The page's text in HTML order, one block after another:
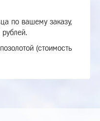
по вашему заказу,
(стоимость